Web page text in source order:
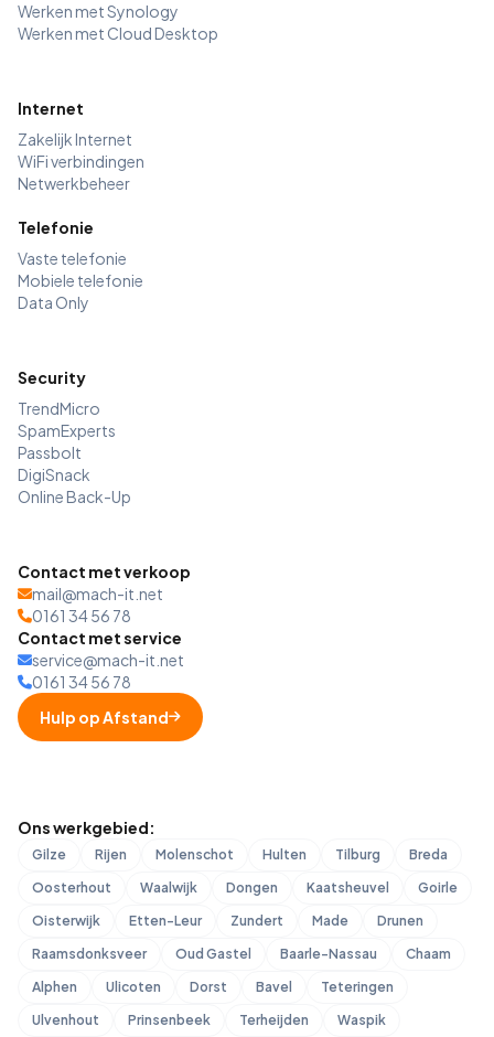
Werken met Synology
Werken met Cloud Desktop
Internet
Zakelijk Internet
WiFi verbindingen
Netwerkbeheer
Telefonie
Vaste telefonie
Mobiele telefonie
Data Only
Security
TrendMicro
SpamExperts
Passbolt
DigiSnack
Online Back-Up
Contact met verkoop
mail@mach-it.net
0161 34 56 78
Contact met service
service@mach-it.net
0161 34 56 78
Hulp op Afstand
Ons werkgebied:
Gilze Rijen Molenschot Hulten Tilburg
Breda
Oosterhout
Waalwijk Dongen Kaatsheuvel
Goirle
Oisterwijk
Etten-Leur Zundert Made
Drunen
Raamsdonksveer
Oud Gastel Baarle-Nassau
Chaam
Alphen
Ulicoten Dorst Bavel
Teteringen
Ulvenhout
Prinsenbeek Terheijden Waspik